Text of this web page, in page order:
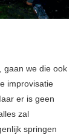
gaan we die ook
improvisatie
er is geen
zal
springen